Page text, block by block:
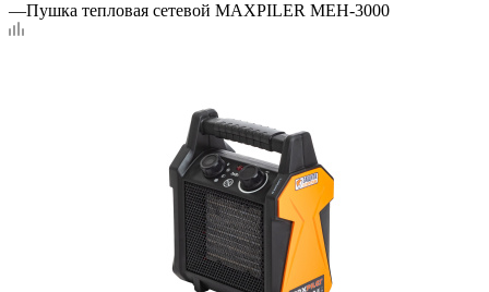
—Пушка тепловая сетевой MAXPILER MEH-3000